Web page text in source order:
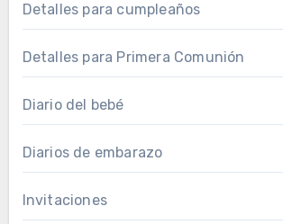
Detalles para cumpleaños
Detalles para Primera Comunión
Diario del bebé
Diarios de embarazo
Invitaciones